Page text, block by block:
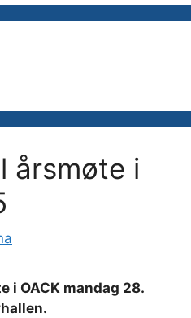
årsmøte i
i OACK mandag 28.